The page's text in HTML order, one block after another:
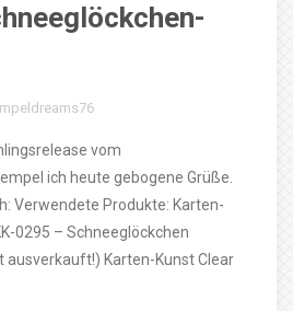
vom
ich heute gebogene Grüße.
Verwendete Produkte: Karten-
0295 – Schneeglöckchen
Karten-Kunst Clear